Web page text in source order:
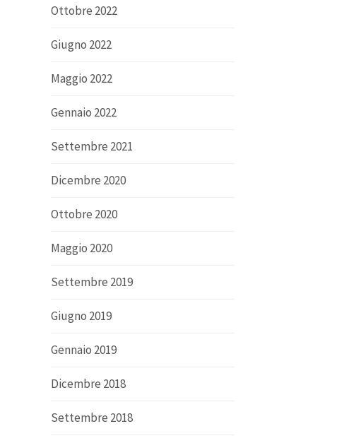
Ottobre 2022
Giugno 2022
Maggio 2022
Gennaio 2022
Settembre 2021
Dicembre 2020
Ottobre 2020
Maggio 2020
Settembre 2019
Giugno 2019
Gennaio 2019
Dicembre 2018
Settembre 2018